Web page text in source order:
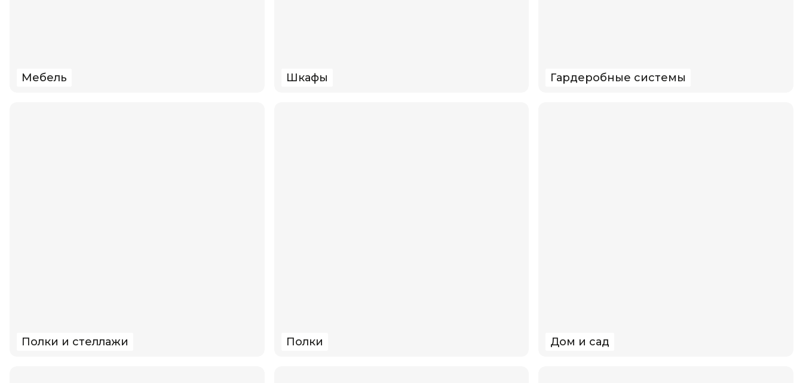
Мебель Шкафы Гардеробные системы
Полки и стеллажи Полки Дом и сад